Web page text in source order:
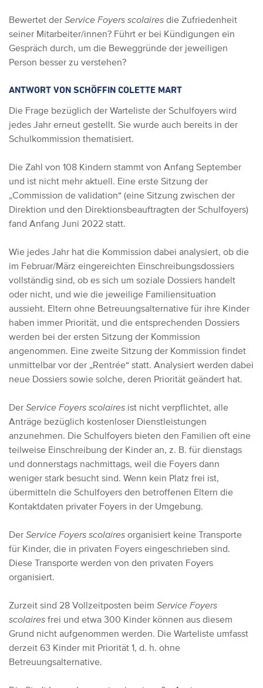
Bewertet der Service Foyers scolaires die Zufriedenheit
seiner Mitarbeiter/innen? Führt er bei Kündigungen ein
Gespräch durch, um die Beweggründe der jeweiligen
Person besser zu verstehen?
ANTWORT VON SCHÖFFIN COLETTE MART
Die Frage bezüglich der Warteliste der Schulfoyers wird
jedes Jahr erneut gestellt. Sie wurde auch bereits in der
Schulkommission thematisiert.
Die Zahl von 108 Kindern stammt von Anfang September
und ist nicht mehr aktuell. Eine erste Sitzung der
„Commission de validation“ (eine Sitzung zwischen der
Direktion und den Direktionsbeauftragten der Schulfoyers)
fand Anfang Juni 2022 statt.
Wie jedes Jahr hat die Kommission dabei analysiert, ob die
im Februar/März eingereichten Einschreibungsdossiers
vollständig sind, ob es sich um soziale Dossiers handelt
oder nicht, und wie die jeweilige Familiensituation
aussieht. Eltern ohne Betreuungsalternative für ihre Kinder
haben immer Priorität, und die entsprechenden Dossiers
werden bei der ersten Sitzung der Kommission
angenommen. Eine zweite Sitzung der Kommission findet
unmittelbar vor der „Rentrée“ statt. Analysiert werden dabei
neue Dossiers sowie solche, deren Priorität geändert hat.
Der Service Foyers scolaires ist nicht verpflichtet, alle
Anträge bezüglich kostenloser Dienstleistungen
anzunehmen. Die Schulfoyers bieten den Familien oft eine
teilweise Einschreibung der Kinder an, z. B. für dienstags
und donnerstags nachmittags, weil die Foyers dann
weniger stark besucht sind. Wenn kein Platz frei ist,
übermitteln die Schulfoyers den betroffenen Eltern die
Kontaktdaten privater Foyers in der Umgebung.
Der Service Foyers scolaires organisiert keine Transporte
für Kinder, die in privaten Foyers eingeschrieben sind.
Diese Transporte werden von den privaten Foyers
organisiert.
Zurzeit sind 28 Vollzeitposten beim Service Foyers
scolaires frei und etwa 300 Kinder können aus diesem
Grund nicht aufgenommen werden. Die Warteliste umfasst
derzeit 63 Kinder mit Priorität 1, d. h. ohne
Betreuungsalternative.